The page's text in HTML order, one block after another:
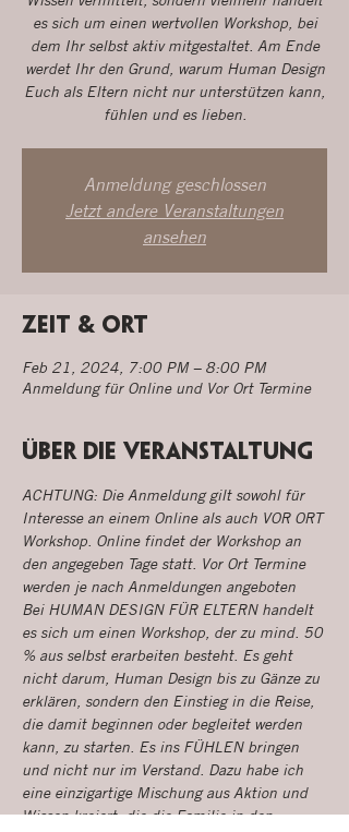
es sich um einen wertvollen Workshop, bei
dem Ihr selbst aktiv mitgestaltet. Am Ende
werdet Ihr den Grund, warum Human Design
Euch als Eltern nicht nur unterstützen kann,
fühlen und es lieben.
Anmeldung geschlossen
Jetzt andere Veranstaltungen
ansehen
Zeit & Ort
Feb 21, 2024, 7:00 PM – 8:00 PM
Anmeldung für Online und Vor Ort Termine
Über die Veranstaltung
ACHTUNG: Die Anmeldung gilt sowohl für
Interesse an einem Online als auch VOR ORT
Workshop. Online findet der Workshop an
den angegeben Tage statt. Vor Ort Termine
werden je nach Anmeldungen angeboten
Bei HUMAN DESIGN FÜR ELTERN handelt
es sich um einen Workshop, der zu mind. 50
% aus selbst erarbeiten besteht. Es geht
nicht darum, Human Design bis zu Gänze zu
erklären, sondern den Einstieg in die Reise,
die damit beginnen oder begleitet werden
kann, zu starten. Es ins FÜHLEN bringen
und nicht nur im Verstand. Dazu habe ich
eine einzigartige Mischung aus Aktion und
Wissen kreiert, die die Familie in den